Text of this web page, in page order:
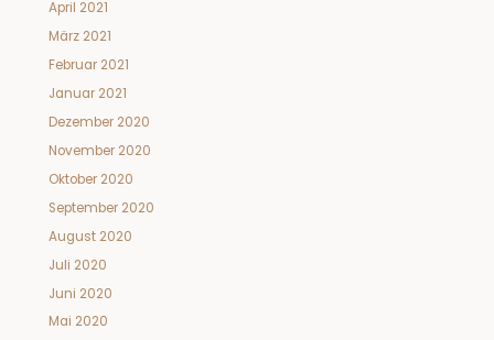
April 2021
März 2021
Februar 2021
Januar 2021
Dezember 2020
November 2020
Oktober 2020
September 2020
August 2020
Juli 2020
Juni 2020
Mai 2020